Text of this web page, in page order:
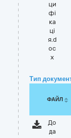
ци
фі
ка
ці
я.d
oc
x
Тип
ФАЙЛ
До
да